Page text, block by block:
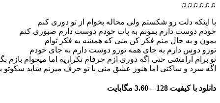
♫♫♫♫♫♫
با اینکه دلت رو شکستم ولی محاله بخوام از تو دوری کنم
خودم دوست دارم بمونم به پات خودم دوست دارم صبوری کنم
بمون و به حال منم فکر کن منی که همشه به فکر توام
تورو دوس دارم به جای همه تورو دوست دارم به جای خودم
تو برام آرامشی حتی اگه دوری ازم حرفام تکراریه اما میخوام بازم
اگه سرد و ساکتی اما هنوز عشق منی با تو حرف میزنم شاید سکوتو
دانلود با کیفیت 128 – 3.60 مگابایت